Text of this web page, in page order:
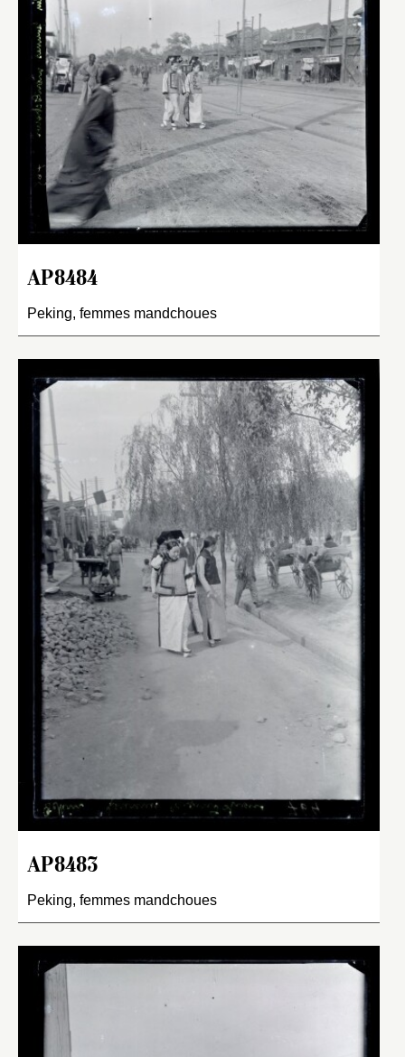
AP8484
Peking, femmes mandchoues
AP8483
Peking, femmes mandchoues